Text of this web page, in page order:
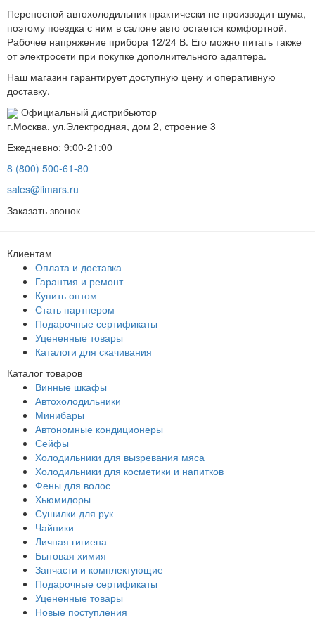
Переносной автохолодильник практически не производит шума,
поэтому поездка с ним в салоне авто остается комфортной.
Рабочее напряжение прибора 12/24 В. Его можно питать также
от электросети при покупке дополнительного адаптера.
Наш магазин гарантирует доступную цену и оперативную
доставку.
Официальный дистрибьютор
г.Москва, ул.Электродная, дом 2, строение 3
Ежедневно: 9:00-21:00
8 (800) 500-61-80
sales@limars.ru
Заказать звонок
Клиентам
Оплата и доставка
Гарантия и ремонт
Купить оптом
Стать партнером
Подарочные сертификаты
Уцененные товары
Каталоги для скачивания
Каталог товаров
Винные шкафы
Автохолодильники
Минибары
Автономные кондиционеры
Сейфы
Холодильники для вызревания мяса
Холодильники для косметики и напитков
Фены для волос
Хьюмидоры
Сушилки для рук
Чайники
Личная гигиена
Бытовая химия
Запчасти и комплектующие
Подарочные сертификаты
Уцененные товары
Новые поступления